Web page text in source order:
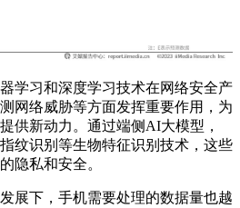
习和深度学习技术在网络安全产
网络威胁等方面发挥重要作用，为
供新动力。通过端侧AI大模型，
纹识别等生物特征识别技术，这些
隐私和安全。
下，手机需要处理的数据量也越